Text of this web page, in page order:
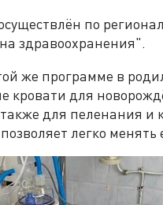
по
здравоохранения".
же программе в
кровати для
для пеленания и
легко менять